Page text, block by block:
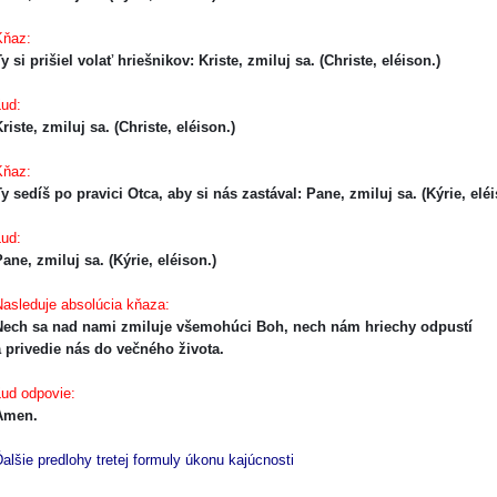
si prišiel volať hriešnikov: Kriste, zmiluj sa. (Christe, eléison.)
zmiluj sa. (Christe, eléison.)
sedíš po pravici Otca, aby si nás zastával: Pane, zmiluj sa. (Kýrie,
zmiluj sa. (Kýrie, eléison.)
absolúcia kňaza:
sa nad nami zmiluje všemohúci Boh, nech nám hriechy odpustí
privedie nás do večného života.
odpovie:
predlohy tretej formuly úkonu kajúcnosti